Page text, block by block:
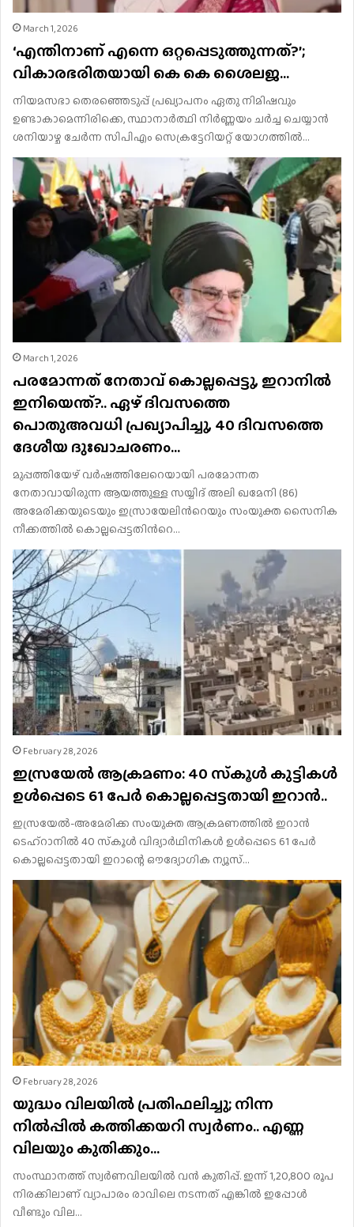
March 1, 2026
‘എന്തിനാണ് എന്നെ ഒറ്റപ്പെടുത്തുന്നത്?’;
വികാരഭരിതയായി കെ കെ ശൈലജ…
നിയമസഭാ തെരഞ്ഞെടുപ്പ് പ്രഖ്യാപനം ഏതു നിമിഷവും
ഉണ്ടാകാമെന്നിരിക്കെ, സ്ഥാനാര്‍ത്ഥി നിര്‍ണ്ണയം ചര്‍ച്ച ചെയ്യാന്‍
ശനിയാഴ്ച ചേര്‍ന്ന സിപിഎം സെക്രട്ടേറിയറ്റ് യോഗത്തില്‍…
March 1, 2026
പരമോന്നത് നേതാവ് കൊല്ലപ്പെട്ടു, ഇറാനിൽ
ഇനിയെന്ത്?.. ഏഴ് ദിവസത്തെ
പൊതുഅവധി പ്രഖ്യാപിച്ചു, 40 ദിവസത്തെ
ദേശീയ ദുഃഖാചരണം…
മുപ്പത്തിയേഴ് വർഷത്തിലേറെയായി പരമോന്നത
നേതാവായിരുന്ന ആയത്തുള്ള സയ്യിദ് അലി ഖമേനി (86)
അമേരിക്കയുടെയും ഇസ്രായേലിന്‍റെയും സംയുക്ത സൈനിക
നീക്കത്തിൽ കൊല്ലപ്പെട്ടതിന്‍റെ…
February 28, 2026
ഇസ്രയേല്‍ ആക്രമണം: 40 സ്‌കൂള്‍ കുട്ടികള്‍
ഉള്‍പ്പെടെ 61 പേര്‍ കൊല്ലപ്പെട്ടതായി ഇറാന്‍..
ഇസ്രയേല്‍-അമേരിക്ക സംയുക്ത ആക്രമണത്തില്‍ ഇറാന്‍
ടെഹ്റാനില്‍ 40 സ്‌കൂള്‍ വിദ്യാര്‍ഥിനികള്‍ ഉള്‍പ്പെടെ 61 പേര്‍
കൊല്ലപ്പെട്ടതായി ഇറാന്റെ ഔദ്യോഗിക ന്യൂസ്…
February 28, 2026
യുദ്ധം വിലയിൽ പ്രതിഫലിച്ചു; നിന്ന
നിൽപ്പിൽ കത്തിക്കയറി സ്വർണം.. എണ്ണ
വിലയും കുതിക്കും…
സംസ്ഥാനത്ത് സ്വർണവിലയിൽ വൻ കുതിപ്പ്. ഇന്ന് 1,20,800 രൂപ
നിരക്കിലാണ് വ്യാപാരം രാവിലെ നടന്നത് എങ്കിൽ ഇപ്പോൾ
വീണ്ടും വില…